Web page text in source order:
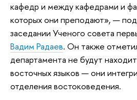
кафедр и между кафедрами и
которых они преподают», —
заседании Ученого совета
Вадим Радаев. Он также
департамента не будут
восточных языков — они
отделения востоковедения.